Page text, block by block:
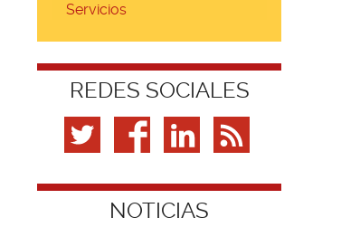
Servicios
REDES SOCIALES
NOTICIAS